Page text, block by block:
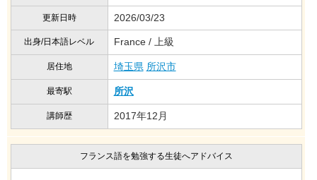
更新日時 2026/03/23
出身/日本語レベル France / 上級
居住地 埼玉県 所沢市
最寄駅 所沢
講師歴 2017年12月
フランス語を勉強する生徒へアドバイス